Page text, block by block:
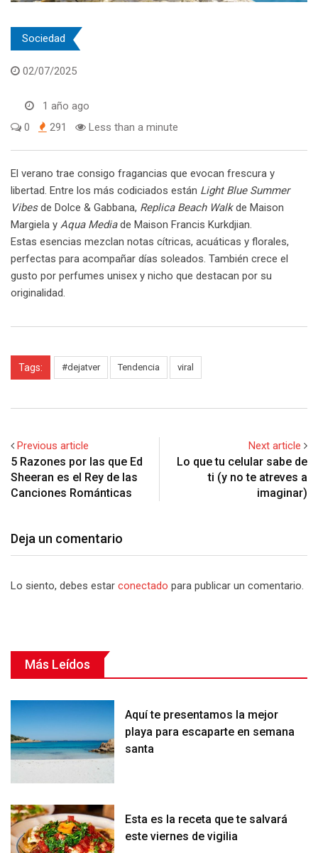
Sociedad
02/07/2025
1 año ago
0
291 Less than a minute
El verano trae consigo fragancias que evocan frescura y
libertad. Entre los más codiciados están Light Blue Summer
Vibesde Dolce & Gabbana, Replica Beach Walkde Maison
Margiela y Aqua Mediade Maison Francis Kurkdjian.
Estas esencias mezclan notas cítricas, acuáticas y florales,
perfectas para acompañar días soleados. También crece el
gusto por perfumes unisex y nicho que destacan por su
originalidad.
Tags: #dejatver Tendencia viral
Previous article
5 Razones por las que Ed
Sheeran es el Rey de las
Canciones Románticas
Next article
Lo que tu celular sabe de
ti (y no te atreves a
imaginar)
Deja un comentario
Lo siento, debes estar conectado para publicar un comentario.
Más Leídos
Aquí te presentamos la mejor
playa para escaparte en semana
santa
Esta es la receta que te salvará
este viernes de vigilia